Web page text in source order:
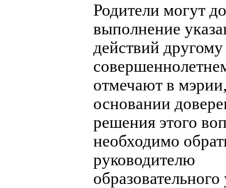
Родители могут
выполнение
действий другому
отмечают в
основании
решения этого
необходимо
руководителю